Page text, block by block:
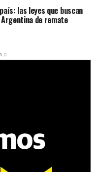
las leyes que buscan
de remate